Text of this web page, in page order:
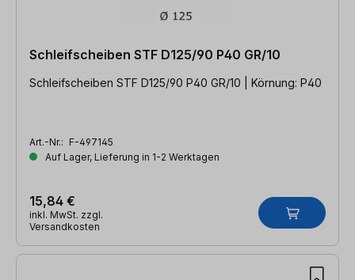
Schleifscheiben STF D125/90 P40 GR/10
Schleifscheiben STF D125/90 P40 GR/10 | Körnung: P40
Art.-Nr.: F-497145
Auf Lager, Lieferung in 1-2 Werktagen
15,84 €
inkl. MwSt. zzgl.
Versandkosten